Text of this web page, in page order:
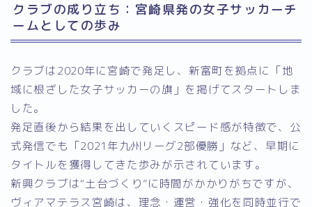
クラブの成り立ち：宮崎県発の女子サッカーチ
ームとしての歩み
クラブは2020年に宮崎で発足し、新富町を拠点に「地
域に根ざした女子サッカーの旗」を掲げてスタートしま
した。
発足直後から結果を出していくスピード感が特徴で、公
式発信でも「2021年九州リーグ2部優勝」など、早期に
タイトルを獲得してきた歩みが示されています。
新興クラブは“土台づくり”に時間がかかりがちですが、
ヴィアマテラス宮崎は、理念・運営・強化を同時並行で